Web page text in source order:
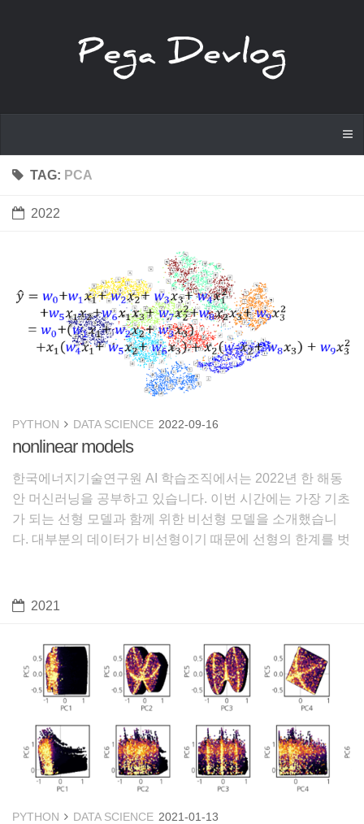
TAG: PCA
2022
PYTHON DATA SCIENCE 2022-09-16
nonlinear models
한국에너지기술연구원 AI 학습조직에서는 2022년 한 해동
안 머신러닝을 공부하고 있습니다. 이번 시간에는 가장 기초
가 되는 선형 모델과 함께 위한 비선형 모델을 소개했습니
다. 대부분의 데이터가 비선형이기 때문에 선형의 한계를 벗
문에 Sta
2021
PYTHON DATA SCIENCE 2021-01-13